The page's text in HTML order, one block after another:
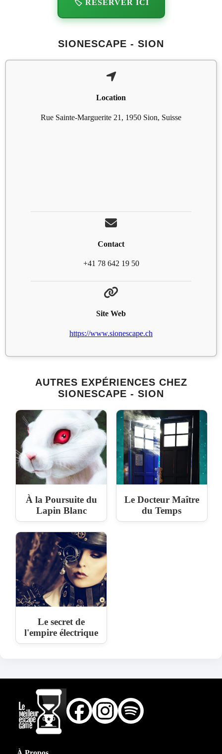
🏷️ RÉSERVER ICI
SIONESCAPE - SION
Location
Rue Sainte-Marguerite 21, 1950 Sion, Suisse
Contact
+41 78 642 19 50
Site Web
https://www.sionescape.ch
AUTRES EXPÉRIENCES CHEZ
SIONESCAPE - SION
À la Poursuite du
Lapin Blanc
Le Docteur Maître
du Temps
Le secret de
l'empire électrique